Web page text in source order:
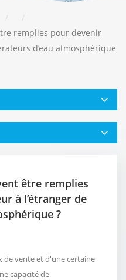
/
/
remplies pour devenir
d’eau atmosphérique
être remplies
à l’étranger de
?
de vente et d'une certaine
capacité de